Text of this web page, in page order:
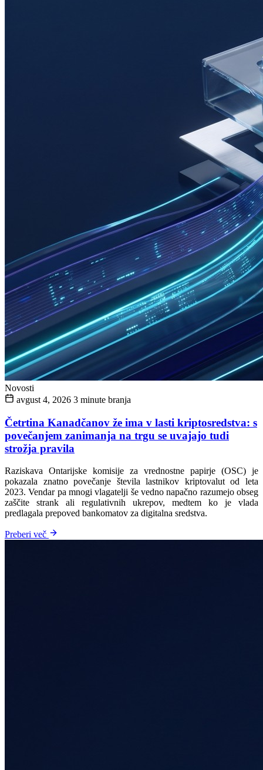
Novosti
avgust 4, 2026 3 minute branja
Četrtina Kanadčanov že ima v lasti kriptosredstva: s
povečanjem zanimanja na trgu se uvajajo tudi
strožja pravila
Raziskava Ontarijske komisije za vrednostne papirje (OSC) je
pokazala znatno povečanje števila lastnikov kriptovalut od leta
2023. Vendar pa mnogi vlagatelji še vedno napačno razumejo obseg
zaščite strank ali regulativnih ukrepov, medtem ko je vlada
predlagala prepoved bankomatov za digitalna sredstva.
Preberi več